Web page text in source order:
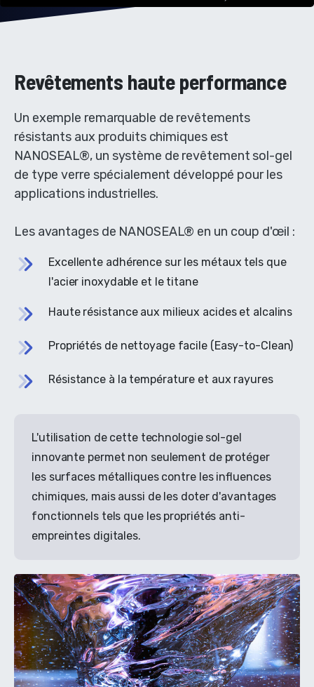
Revêtements haute performance
Un exemple remarquable de revêtements
résistants aux produits chimiques est
NANOSEAL®, un système de revêtement sol-gel
de type verre spécialement développé pour les
applications industrielles.
Les avantages de NANOSEAL® en un coup d'œil :
Excellente adhérence sur les métaux tels que
l'acier inoxydable et le titane
Haute résistance aux milieux acides et alcalins
Propriétés de nettoyage facile (Easy-to-Clean)
Résistance à la température et aux rayures
L'utilisation de cette technologie sol-gel
innovante permet non seulement de protéger
les surfaces métalliques contre les influences
chimiques, mais aussi de les doter d'avantages
fonctionnels tels que les propriétés anti-
empreintes digitales.